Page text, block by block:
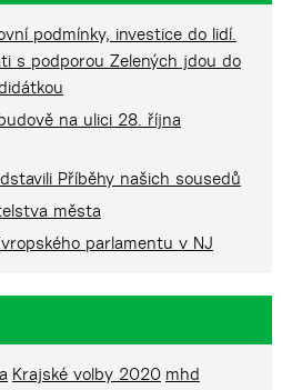
podmínky, investice do lidí.
s podporou Zelených jdou do
na ulici 28. října
Příběhy našich sousedů
města
parlamentu v NJ
Krajské volby 2020 mhd